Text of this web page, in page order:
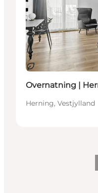
Bærekraftig
Overnatning |
Herning, Vestjylland